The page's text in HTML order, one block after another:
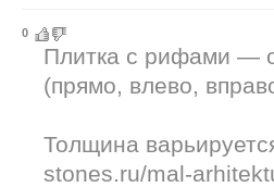
0
Плитка с рифами —
(прямо, влево,
Толщина
stones.ru/mal-